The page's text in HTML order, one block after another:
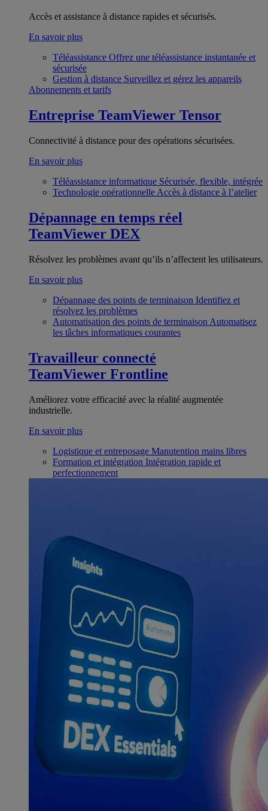
Accès et assistance à distance rapides et sécurisés.
En savoir plus
Téléassistance Offrez une téléassistance instantanée et
sécurisée
Gestion à distance Surveillez et gérez les appareils
Abonnements et tarifs
Entreprise TeamViewer Tensor
Connectivité à distance pour des opérations sécurisées.
En savoir plus
Téléassistance informatique Sécurisée, flexible, intégrée
Technologie opérationnelle Accès à distance à l’atelier
Dépannage en temps réel
TeamViewer DEX
Résolvez les problèmes avant qu’ils n’affectent les utilisateurs.
En savoir plus
Dépannage des points de terminaison Identifiez et
résolvez les problèmes
Automatisation des points de terminaison Automatisez
les tâches informatiques courantes
Travailleur connecté
TeamViewer Frontline
Améliorez votre efficacité avec la réalité augmentée
industrielle.
En savoir plus
Logistique et entreposage Manutention mains libres
Formation et intégration Intégration rapide et
perfectionnement